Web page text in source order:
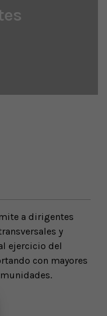
a dirigentes
y
ejercicio del
con mayores